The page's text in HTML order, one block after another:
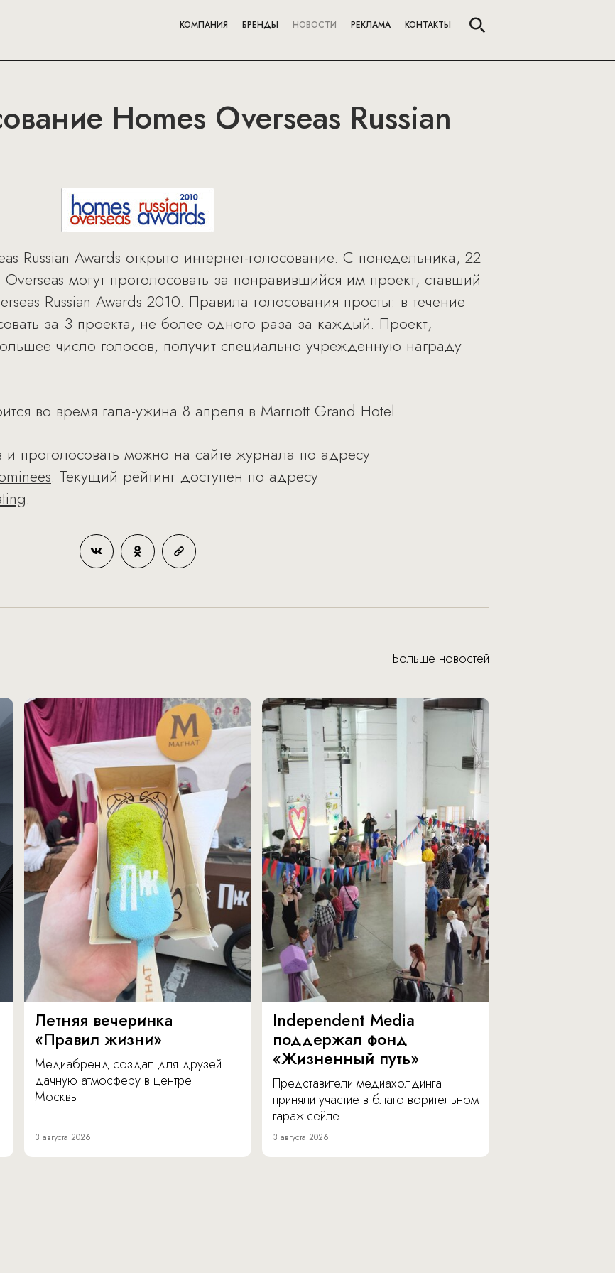
КОМПАНИЯ БРЕНДЫ НОВОСТИ РЕКЛАМА КОНТАКТЫ
Homes Overseas Russian
Russian Awards открыто интернет-голосование. С понедельника, 22
могут проголосовать за понравившийся им проект, ставший
Russian Awards 2010. Правила голосования просты: в течение
за 3 проекта, не более одного раза за каждый. Проект,
число голосов, получит специально учрежденную награду
во время гала-ужина 8 апреля в Marriott Grand Hotel.
и проголосовать можно на сайте журнала по адресу
. Текущий рейтинг доступен по адресу
.
Больше новостей
Летняя вечеринка
«Правил жизни»
Медиабренд создал для друзей
дачную атмосферу в центре
Москвы.
3 августа 2026
Independent Media
поддержал фонд
«Жизненный путь»
Представители медиахолдинга
приняли участие в благотворительном
гараж-сейле.
3 августа 2026